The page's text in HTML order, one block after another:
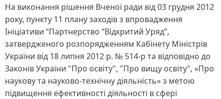
На виконання рішення Вченої ради від 03 грудня 2012
року, пункту 11 плану заходів з впровадження
Ініціативи “Партнерство “Відкритий Уряд”,
затвердженого розпорядженням Кабінету Міністрів
України від 18 липня 2012 р. № 514-р та відповідно до
Законів України "Про освіту", "Про вищу освіту", «Про
наукову та науково-технічну діяльність» з метою
підвищення ефективності діяльності в сфері